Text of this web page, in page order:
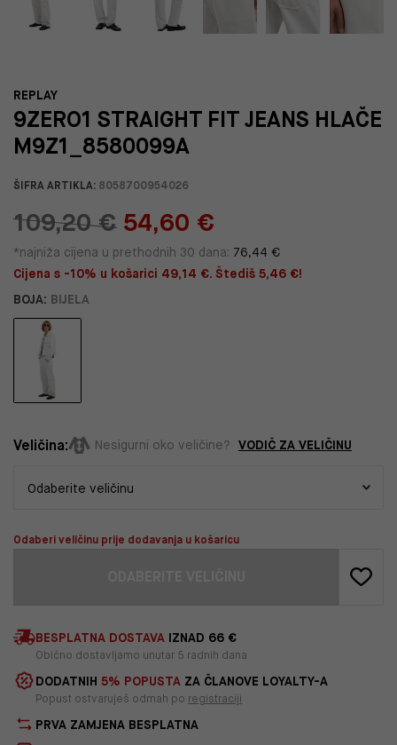
REPLAY
9ZERO1 STRAIGHT FIT JEANS HLAČE
M9Z1_8580099A
ŠIFRA ARTIKLA: 8058700954026
109,20 € 54,60 €
*najniža cijena u prethodnih 30 dana: 76,44 €
Cijena s -10% u košarici 49,14 €. Štediš 5,46 €!
BOJA: BIJELA
Veličina: Nesigurni oko veličine? VODIČ ZA VELIČINU
Odaberi veličinu prije dodavanja u košaricu
BESPLATNA DOSTAVA IZNAD 66 €
Obično dostavljamo unutar 5 radnih dana
DODATNIH 5% POPUSTA ZA ČLANOVE LOYALTY-A
Popust ostvaruješ odmah po registraciji
PRVA ZAMJENA BESPLATNA